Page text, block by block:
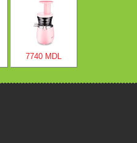
7740 MDL